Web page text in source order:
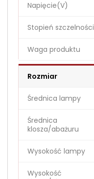
Napięcie(V)
Stopień szczelności
Waga produktu
Rozmiar
Średnica lampy
Średnica
klosza/abażuru
Wysokość lampy
Wysokość